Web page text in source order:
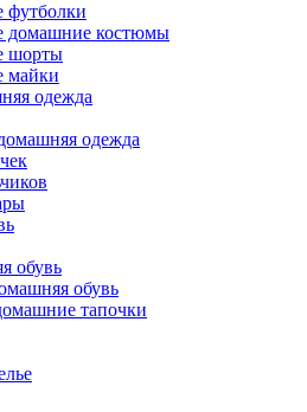
домашние костюмы
шорты
майки
одежда
одежда
обувь
обувь
тапочки